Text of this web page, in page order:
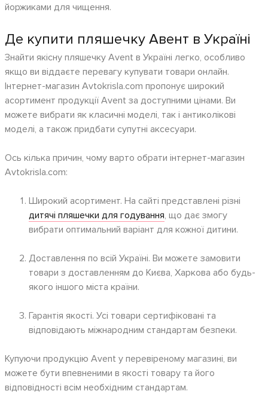
йоржиками для чищення.
Де купити пляшечку Авент в Україні
Знайти якісну пляшечку Avent в Україні легко, особливо
якщо ви віддаєте перевагу купувати товари онлайн.
Інтернет-магазин Avtokrisla.com пропонує широкий
асортимент продукції Avent за доступними цінами. Ви
можете вибрати як класичні моделі, так і антиколікові
моделі, а також придбати супутні аксесуари.
Ось кілька причин, чому варто обрати інтернет-магазин
Avtokrisla.com:
Широкий асортимент. На сайті представлені різні
дитячі пляшечки для годування, що дає змогу
вибрати оптимальний варіант для кожної дитини.
Доставлення по всій Україні. Ви можете замовити
товари з доставленням до Києва, Харкова або будь-
якого іншого міста країни.
Гарантія якості. Усі товари сертифіковані та
відповідають міжнародним стандартам безпеки.
Купуючи продукцію Avent у перевіреному магазині, ви
можете бути впевненими в якості товару та його
відповідності всім необхідним стандартам.